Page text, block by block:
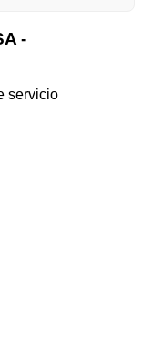
-
servicio